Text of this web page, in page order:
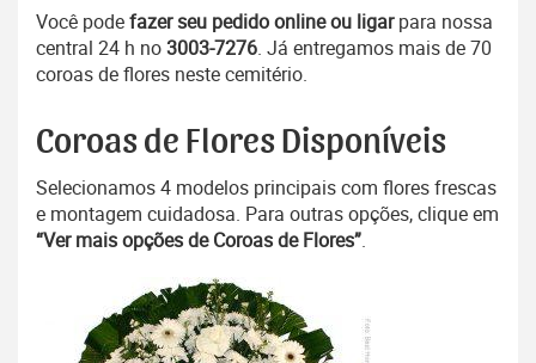
Você podefazer seu pedido online ou ligarpara nossa
central 24 h no3003-7276. Já entregamos mais de 70
coroas de flores neste cemitério.
Coroas de Flores Disponíveis
Selecionamos 4 modelos principais com flores frescas
e montagem cuidadosa. Para outras opções, clique em
“Ver mais opções de Coroas de Flores”.